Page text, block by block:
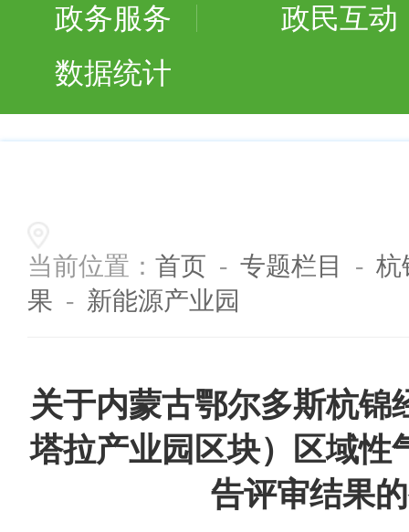
政务服务
政民互动
数据统计
当前位置： 首页 - 专题栏目 - 杭
果 - 新能源产业园
关于内蒙古鄂尔多斯杭锦
塔拉产业园区块）区域性
告评审结果